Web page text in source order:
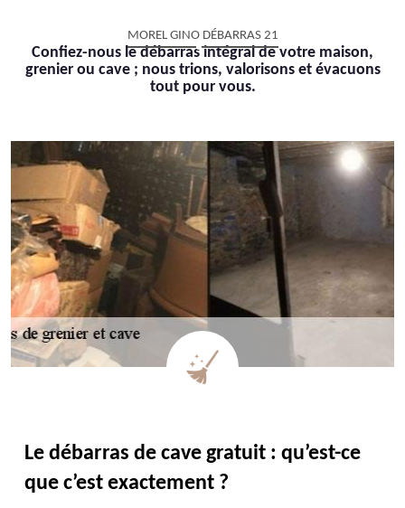
MOREL GINO DÉBARRAS 21
Confiez-nous le débarras intégral de votre maison,
grenier ou cave ; nous trions, valorisons et évacuons
tout pour vous.
Le débarras de cave gratuit : qu’est-ce
que c’est exactement ?